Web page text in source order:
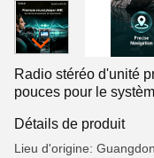
Radio stéréo d'unité
pouces pour le
Détails de produit
Lieu d'origine: